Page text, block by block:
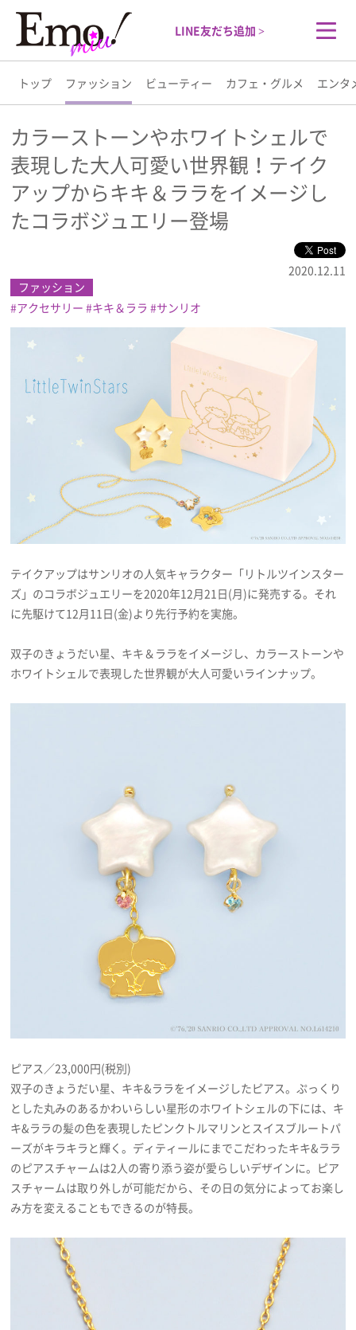
LINE友だち追加 >
トップ ファッション ビューティー カフェ・グルメ エンタ
トップ
ファッション
ビューティー
エンタメ
ライフスタイル
プレゼント
インタビュー
フィルム
Emoメン
ランキング
Emo!miuとは？
カラーストーンやホワイトシェルで
表現した大人可愛い世界観！テイク
アップからキキ＆ララをイメージし
たコラボジュエリー登場
2020.12.11
ファッション
アクセサリー
キキ＆ララ サンリオ
テイクアップはサンリオの人気キャラクター「リトルツインスター
ズ」のコラボジュエリーを2020年12月21日(月)に発売する。それ
に先駆けて12月11日(金)より先行予約を実施。
双子のきょうだい星、キキ＆ララをイメージし、カラーストーンや
ホワイトシェルで表現した世界観が大人可愛いラインナップ。
ピアス／23,000円(税別)
双子のきょうだい星、キキ&ララをイメージしたピアス。ぷっくり
とした丸みのあるかわいらしい星形のホワイトシェルの下には、キ
キ&ララの髪の色を表現したピンクトルマリンとスイスブルートパ
ーズがキラキラと輝く。ディティールにまでこだわったキキ&ララ
のピアスチャームは2人の寄り添う姿が愛らしいデザインに。ピア
スチャームは取り外しが可能だから、その日の気分によってお楽し
み方を変えることもできるのが特長。